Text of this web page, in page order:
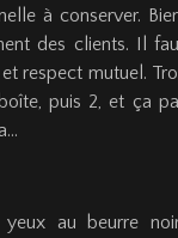
à conserver.
des clients. Il
respect mutuel.
puis 2, et ça
au beurre